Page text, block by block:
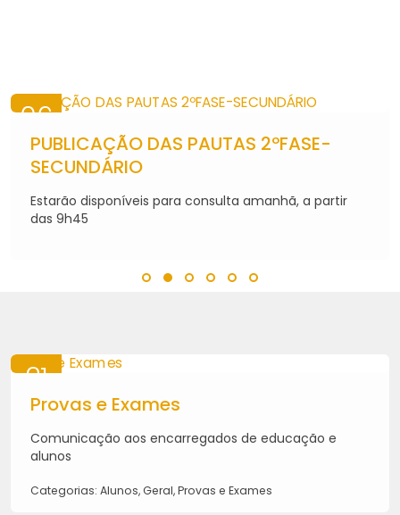
06
AGO
2026
PUBLICAÇÃO DAS PAUTAS 2ºFASE-
SECUNDÁRIO
Estarão disponíveis para consulta amanhã, a partir
das 9h45
21
MAI
2026
Provas e Exames
Comunicação aos encarregados de educação e
alunos
Categorias: Alunos, Geral, Provas e Exames